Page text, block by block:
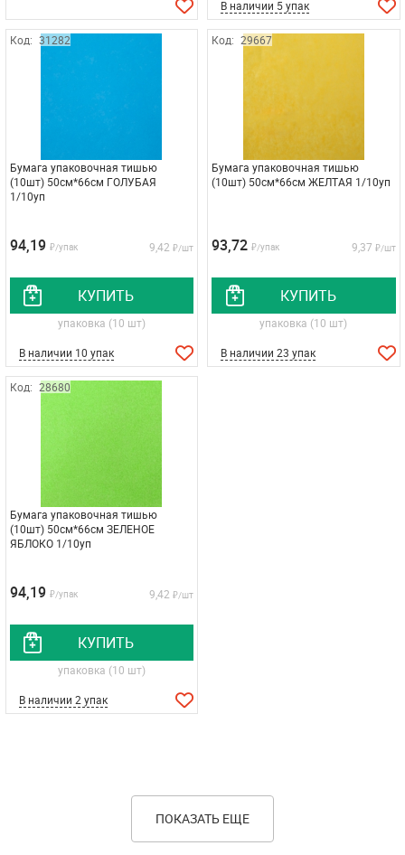
В наличии 5 упак
Код: 31282
Бумага упаковочная тишью
(10шт) 50см*66см ГОЛУБАЯ
1/10уп
94,19 ₽/упак 9,42 ₽/шт
КУПИТЬ
упаковка (10 шт)
В наличии 10 упак
Код: 29667
Бумага упаковочная тишью
(10шт) 50см*66см ЖЕЛТАЯ 1/10уп
93,72 ₽/упак 9,37 ₽/шт
КУПИТЬ
упаковка (10 шт)
В наличии 23 упак
Код: 28680
Бумага упаковочная тишью
(10шт) 50см*66см ЗЕЛЕНОЕ
ЯБЛОКО 1/10уп
94,19 ₽/упак 9,42 ₽/шт
КУПИТЬ
упаковка (10 шт)
В наличии 2 упак
ПОКАЗАТЬ ЕЩЕ